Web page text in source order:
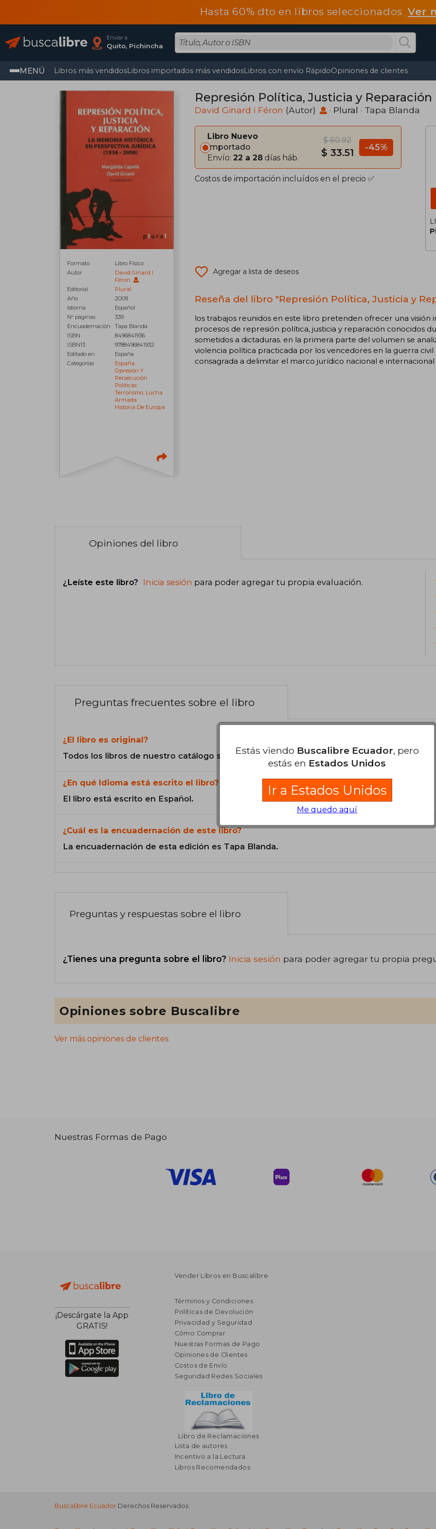
Hasta 60% dto en libros seleccionadosVer
Enviar a
Quito, Pichincha
MENÚ Libros más vendidosLibros importados más vendidosLibros con envío RápidoOpiniones de clientes
Formato
Libro Físico
Autor
David Ginard I
Féron
Editorial
Plural
Año
2009
Idioma
Español
N° páginas
339
Encuadernación
Tapa Blanda
ISBN
8496841936
ISBN13
9788496841932
Editado en
España
Categorías
España
Opresión Y
Persecución
Políticas
Terrorismo, Lucha
Armada
Historia De Europa
Represión Política, Justicia y Reparación
David Ginard i Féron (Autor) · Plural · Tapa Blanda
Libro Nuevo
Importado
Envío: 22 a 28 días háb.
$ 60.92
$ 33.51 -45%
Costos de importación incluídos en el precio ✅
Agregar a lista de deseos
Reseña del libro "Represión Política, Justicia y
los trabajos reunidos en este libro pretenden ofrecer una visión
procesos de represión política, justicia y reparación conocidos
sometidos a dictaduras. en la primera parte del volumen se
violencia política practicada por los vencedores en la guerra
consagrada a delimitar el marco jurídico nacional e
Opiniones del libro
¿Leíste este libro? Inicia sesión para poder agregar tu propia evaluación.
Preguntas frecuentes sobre el libro
¿El libro es original?
Todos los libros de nuestro catálogo son Originales.
¿En qué Idioma está escrito el libro?
El libro está escrito en Español.
¿Cuál es la encuadernación de este libro?
La encuadernación de esta edición es Tapa Blanda.
Preguntas y respuestas sobre el libro
¿Tienes una pregunta sobre el libro? Inicia sesión para poder agregar tu propia
Opiniones sobre Buscalibre
Ver más opiniones de clientes
Nuestras Formas de Pago
¡Descárgate la App
GRATIS!
Vender Libros en Buscalibre
Términos y Condiciones
Políticas de Devolución
Privacidad y Seguridad
Cómo Comprar
Nuestras Formas de Pago
Opiniones de Clientes
Costos de Envío
Seguridad Redes Sociales
Libro de Reclamaciones
Lista de autores
Incentivo a la Lectura
Libros Recomendados
Buscalibre Ecuador Derechos Reservados.
Estás viendo Buscalibre Ecuador, pero
estás en Estados Unidos
Ir a Estados Unidos
Me quedo aquí